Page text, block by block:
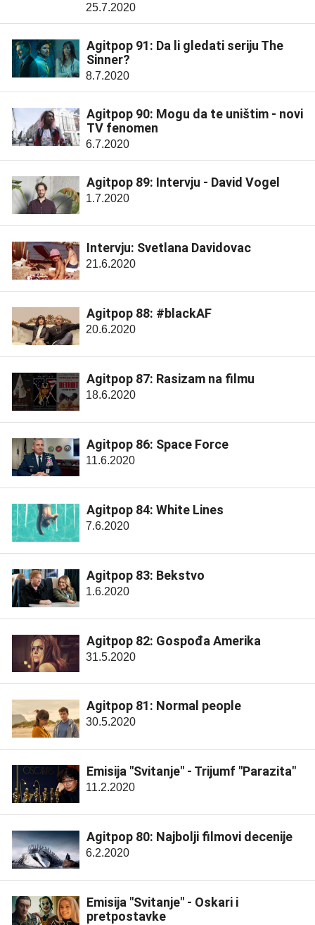
25.7.2020
Agitpop 91: Da li gledati seriju The
Sinner?
8.7.2020
Agitpop 90: Mogu da te uništim - novi
TV fenomen
6.7.2020
Agitpop 89: Intervju - David Vogel
1.7.2020
Intervju: Svetlana Davidovac
21.6.2020
Agitpop 88: #blackAF
20.6.2020
Agitpop 87: Rasizam na filmu
18.6.2020
Agitpop 86: Space Force
11.6.2020
Agitpop 84: White Lines
7.6.2020
Agitpop 83: Bekstvo
1.6.2020
Agitpop 82: Gospođa Amerika
31.5.2020
Agitpop 81: Normal people
30.5.2020
Emisija "Svitanje" - Trijumf "Parazita"
11.2.2020
Agitpop 80: Najbolji filmovi decenije
6.2.2020
Emisija "Svitanje" - Oskari i
pretpostavke